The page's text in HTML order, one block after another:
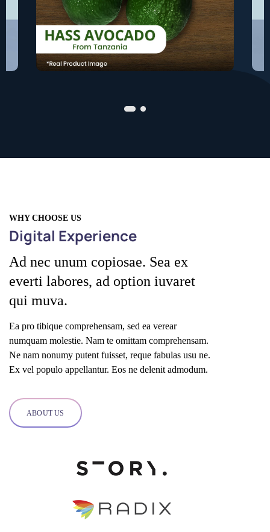
WHY CHOOSE US
Digital Experience
Ad nec unum copiosae. Sea ex
everti labores, ad option iuvaret
qui muva.
Ea pro tibique comprehensam, sed ea verear
numquam molestie. Nam te omittam comprehensam.
Ne nam nonumy putent fuisset, reque fabulas usu ne.
Ex vel populo appellantur. Eos ne delenit admodum.
ABOUT US